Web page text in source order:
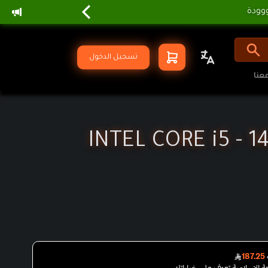
تسجيل الدخول
INTEL CORE i5 -